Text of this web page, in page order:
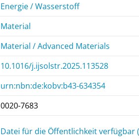
Energie / Wasserstoff
Material
Material / Advanced Materials
10.1016/j.ijsolstr.2025.113528
urn:nbn:de:kobv:b43-634354
0020-7683
Datei für die Öffentlichkeit verfügbar